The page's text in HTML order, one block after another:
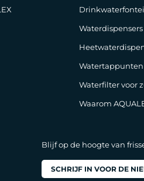
Waterdispensers
Waterfilter voor
Waarom
Blijf op de hoogte van
SCHRIJF IN VOOR DE